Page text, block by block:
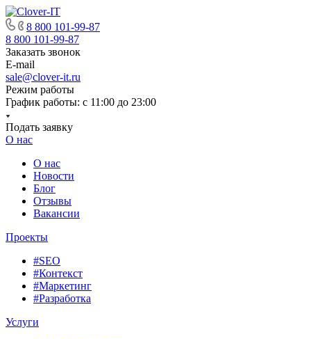
8 800 101-99-87
8 800 101-99-87
Заказать звонок
E-mail
sale@clover-it.ru
Режим работы
График работы: с 11:00 до 23:00
Подать заявку
О нас
О нас
Новости
Блог
Отзывы
Вакансии
Проекты
#SEO
#Контекст
#Маркетинг
#Разработка
Услуги